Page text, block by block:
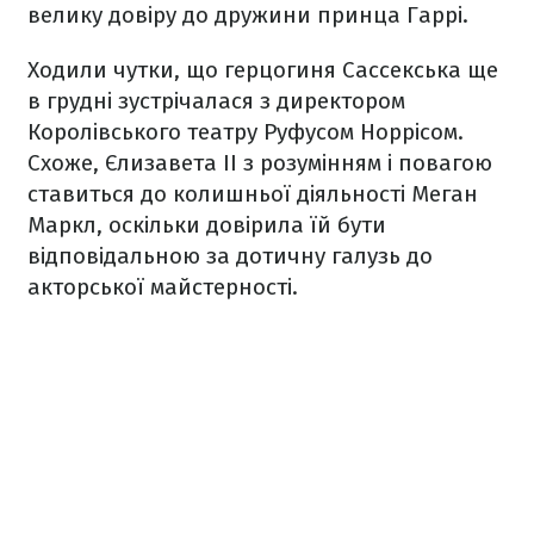
велику довіру до дружини принца Гаррі.
Ходили чутки, що герцогиня Сассекська ще
в грудні зустрічалася з директором
Королівського театру Руфусом Норрісом.
Схоже, Єлизавета ІІ з розумінням і повагою
ставиться до колишньої діяльності Меган
Маркл, оскільки довірила їй бути
відповідальною за дотичну галузь до
акторської майстерності.